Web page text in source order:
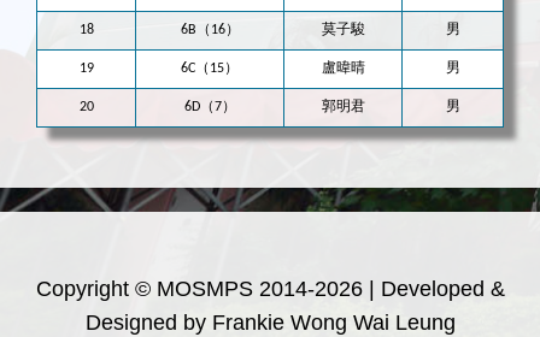
18 6B（16） 莫子駿 男
19 6C（15） 盧暐晴 男
20 6D（7） 郭明君 男
Copyright © MOSMPS 2014-2026 | Developed &
Designed by Frankie Wong Wai Leung